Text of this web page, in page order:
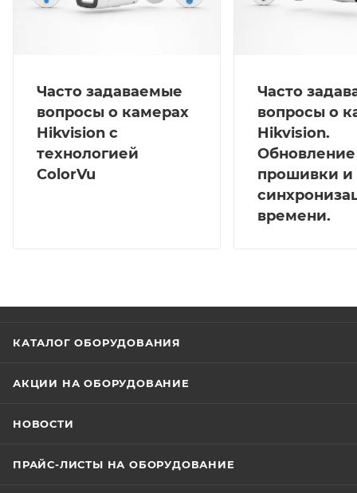
Часто задаваемые
вопросы о камерах
Hikvision с
технологией
ColorVu
Часто
вопросы о
Hikvision.
Обновление
прошивки и
времени.
КАТАЛОГ ОБОРУДОВАНИЯ
АКЦИИ НА ОБОРУДОВАНИЕ
НОВОСТИ
ПРАЙС-ЛИСТЫ НА ОБОРУДОВАНИЕ